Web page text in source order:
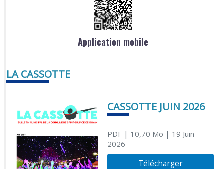
Application mobile
LA CASSOTTE
CASSOTTE JUIN 2026
PDF| 10,70 Mo | 19 Juin
2026
Télécharger